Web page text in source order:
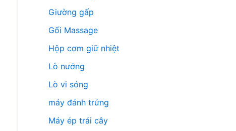
Giường gấp
Gối Massage
Hộp cơm giữ nhiệt
Lò nướng
Lò vi sóng
máy đánh trứng
Máy ép trái cây